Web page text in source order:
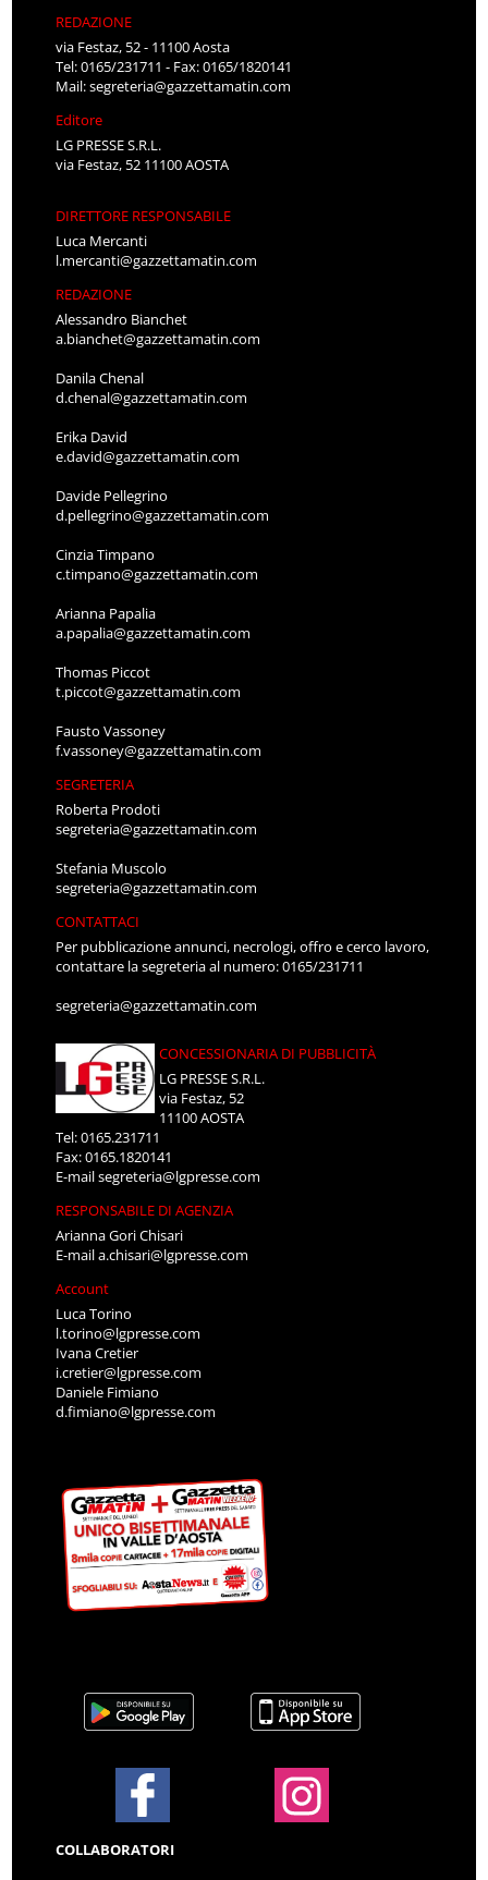
REDAZIONE
via Festaz, 52 - 11100 Aosta
Tel: 0165/231711 - Fax: 0165/1820141
Mail:segreteria@gazzettamatin.com
Editore
LG PRESSE S.R.L.
via Festaz, 52 11100 AOSTA
DIRETTORE RESPONSABILE
Luca Mercanti
l.mercanti@gazzettamatin.com
REDAZIONE
Alessandro Bianchet
a.bianchet@gazzettamatin.com
Danila Chenal
d.chenal@gazzettamatin.com
Erika David
e.david@gazzettamatin.com
Davide Pellegrino
d.pellegrino@gazzettamatin.com
Cinzia Timpano
c.timpano@gazzettamatin.com
Arianna Papalia
a.papalia@gazzettamatin.com
Thomas Piccot
t.piccot@gazzettamatin.com
Fausto Vassoney
f.vassoney@gazzettamatin.com
SEGRETERIA
Roberta Prodoti
segreteria@gazzettamatin.com
Stefania Muscolo
segreteria@gazzettamatin.com
CONTATTACI
Per pubblicazione annunci, necrologi, offro e cerco lavoro,
contattare la segreteria al numero: 0165/231711
segreteria@gazzettamatin.com
CONCESSIONARIA DI PUBBLICITÀ
LG PRESSE S.R.L.
via Festaz, 52
11100 AOSTA
Tel: 0165.231711
Fax: 0165.1820141
E-mailsegreteria@lgpresse.com
RESPONSABILE DI AGENZIA
Arianna Gori Chisari
E-maila.chisari@lgpresse.com
Account
Luca Torino
l.torino@lgpresse.com
Ivana Cretier
i.cretier@lgpresse.com
Daniele Fimiano
d.fimiano@lgpresse.com
COLLABORATORI